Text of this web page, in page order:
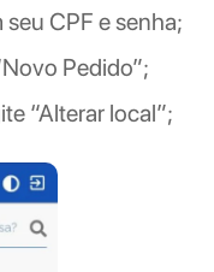
CPF e senha;
Pedido”;
“Alterar local”;